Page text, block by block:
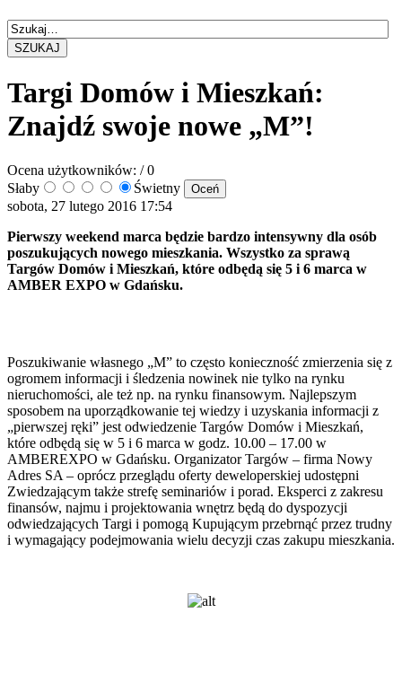
SZUKAJ
Targi Domów i Mieszkań:
Znajdź swoje nowe „M”!
Ocena użytkowników: / 0
Słaby
Świetny
sobota, 27 lutego 2016 17:54
Pierwszy weekend marca będzie bardzo intensywny dla osób
poszukujących nowego mieszkania. Wszystko za sprawą
Targów Domów i Mieszkań, które odbędą się 5 i 6 marca w
AMBER EXPO w Gdańsku.
Poszukiwanie własnego „M” to często konieczność zmierzenia się z
ogromem informacji i śledzenia nowinek nie tylko na rynku
nieruchomości, ale też np. na rynku finansowym. Najlepszym
sposobem na uporządkowanie tej wiedzy i uzyskania informacji z
„pierwszej ręki” jest odwiedzenie Targów Domów i Mieszkań,
które odbędą się w 5 i 6 marca w godz. 10.00 – 17.00 w
AMBEREXPO w Gdańsku. Organizator Targów – firma Nowy
Adres SA – oprócz przeglądu oferty deweloperskiej udostępni
Zwiedzającym także strefę seminariów i porad. Eksperci z zakresu
finansów, najmu i projektowania wnętrz będą do dyspozycji
odwiedzających Targi i pomogą Kupującym przebrnąć przez trudny
i wymagający podejmowania wielu decyzji czas zakupu mieszkania.